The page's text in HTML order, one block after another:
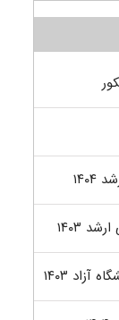
۱۴۰۳
۱۴۰۳